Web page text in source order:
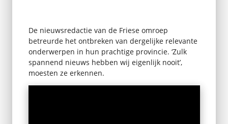
De nieuwsredactie van de Friese omroep
betreurde het ontbreken van dergelijke relevante
onderwerpen in hun prachtige provincie. ‘Zulk
spannend nieuws hebben wij eigenlijk nooit’,
moesten ze erkennen.